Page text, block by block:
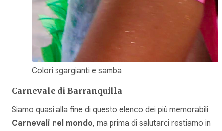
Colori sgargianti e samba
Carnevale di Barranquilla
Siamo quasi alla fine di questo elenco dei più memorabili
Carnevali nel mondo, ma prima di salutarci restiamo in